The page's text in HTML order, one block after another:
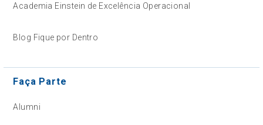
Academia Einstein de Excelência Operacional
Blog Fique por Dentro
Faça Parte
Alumni